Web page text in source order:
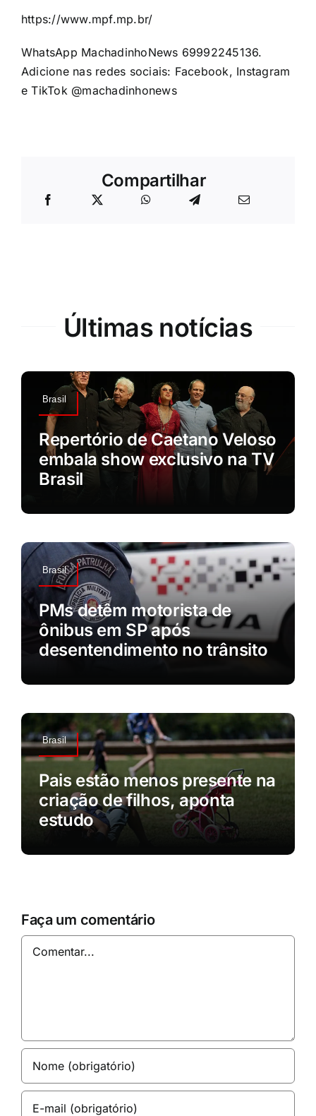
https://www.mpf.mp.br/
WhatsApp MachadinhoNews 69992245136.
Adicione nas redes sociais: Facebook, Instagram
e TikTok @machadinhonews
Compartilhar
Últimas notícias
Brasil
Repertório de Caetano Veloso
embala show exclusivo na TV
Brasil
Brasil
PMs detêm motorista de
ônibus em SP após
desentendimento no trânsito
Brasil
Pais estão menos presente na
criação de filhos, aponta
estudo
Faça um comentário
Comentar